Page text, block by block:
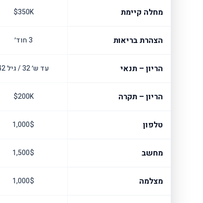
מחלה קיימת 350K$
הצהרת בריאות 3 חוד׳
הריון – תנאי עד ש׳ 32 / גיל 42
הריון – תקרה 200K$
טלפון 1,000$
מחשב 1,500$
מצלמה 1,000$